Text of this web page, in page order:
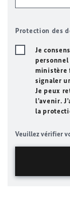
Protection des
Je
ministère
signaler
Je peux
l’avenir.
la
Veuillez vérifier